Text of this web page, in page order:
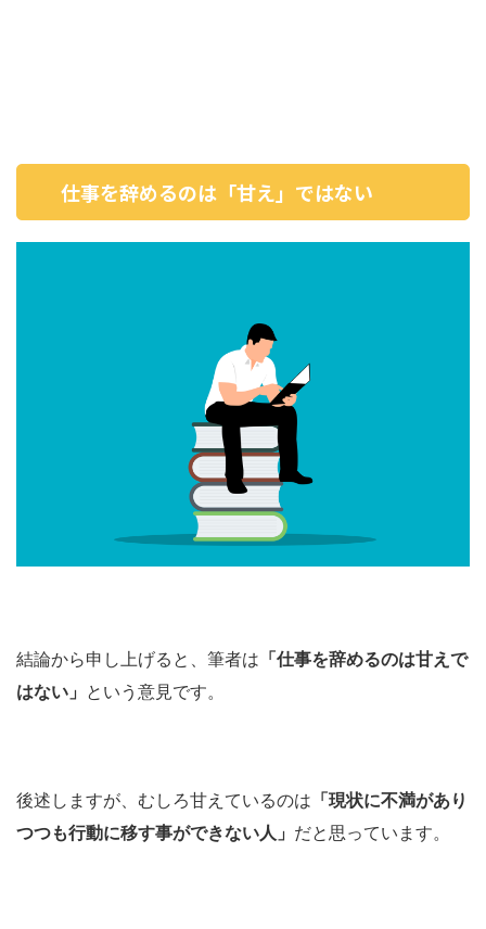
仕事を辞めるのは「甘え」ではない
結論から申し上げると、筆者は 「仕事を辞めるのは甘えで
はない」 という意見です。
後述しますが、むしろ甘えているのは 「現状に不満があり
つつも行動に移す事ができない人」 だと思っています。